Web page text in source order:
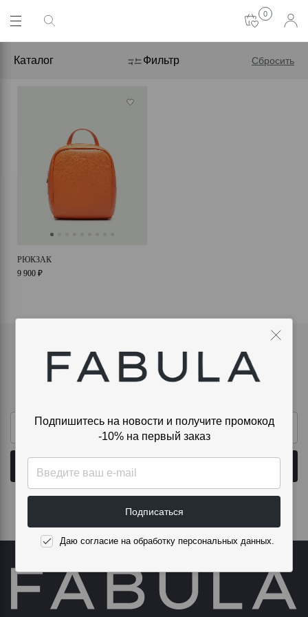
0
Каталог Фильтр Сбросить
РЮКЗАК
9 900 ₽
Подпишитесь на новости и получите
Подписаться
Даю согласие на обработку персональных данных.
Подпишитесь на новости и получите промокод
-10% на первый заказ
Подписаться
Даю согласие на обработку персональных данных.